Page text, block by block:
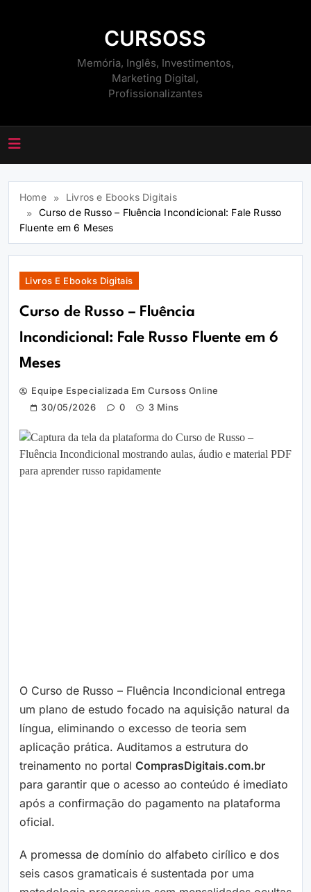
CURSOSS
Memória, Inglês, Investimentos,
Marketing Digital,
Profissionalizantes
Home
Livros e Ebooks Digitais
Curso de Russo – Fluência Incondicional: Fale Russo
Fluente em 6 Meses
Livros E Ebooks Digitais
Curso de Russo – Fluência
Incondicional: Fale Russo Fluente em 6
Meses
Equipe Especializada Em Cursoss Online
30/05/2026
0 3 Mins
O Curso de Russo – Fluência Incondicional entrega
um plano de estudo focado na aquisição natural da
língua, eliminando o excesso de teoria sem
aplicação prática. Auditamos a estrutura do
treinamento no portal ComprasDigitais.com.br
para garantir que o acesso ao conteúdo é imediato
após a confirmação do pagamento na plataforma
oficial.
A promessa de domínio do alfabeto cirílico e dos
seis casos gramaticais é sustentada por uma